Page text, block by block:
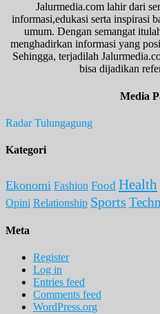
Jalurmedia.com lahir dari
informasi,edukasi serta inspirasi
umum. Dengan semangat
menghadirkan informasi yang
Sehingga, terjadilah
bisa dijadikan
Media
Radar Tulungagung
Kategori
Ekonomi Fashion Food Health
Opini Relationship Sports
Meta
Register
Log in
Entries feed
Comments feed
WordPress.org